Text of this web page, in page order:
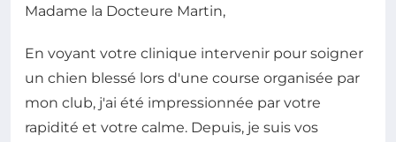
Madame la Docteure Martin,
En voyant votre clinique intervenir pour soigner
un chien blessé lors d'une course organisée par
mon club, j'ai été impressionnée par votre
rapidité et votre calme. Depuis, je suis vos